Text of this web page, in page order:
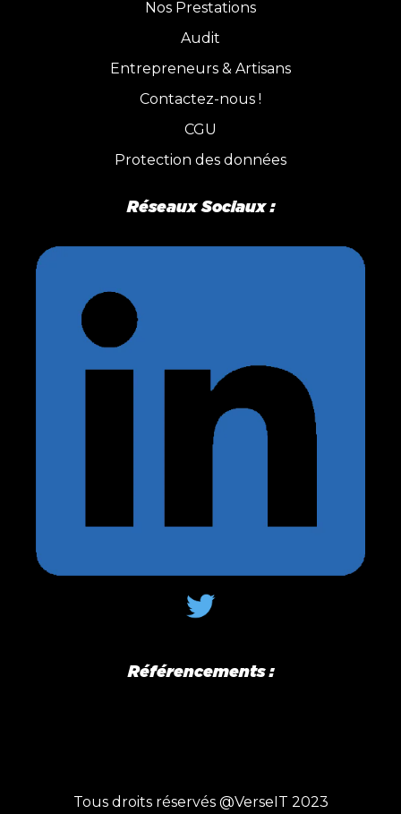
Nos Prestations
Audit
Entrepreneurs & Artisans
Contactez-nous !
CGU
Protection des données
Réseaux Sociaux :
Référencements :
Tous droits réservés @VerseIT 2023